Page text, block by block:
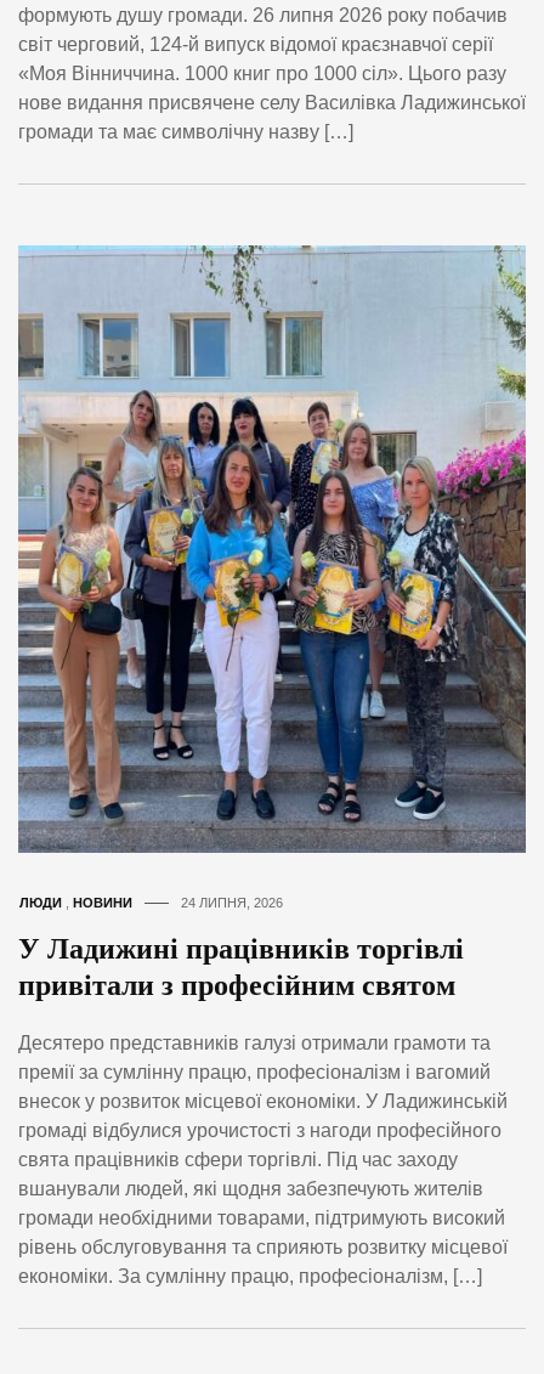
формують душу громади. 26 липня 2026 року побачив
світ черговий, 124-й випуск відомої краєзнавчої серії
«Моя Вінниччина. 1000 книг про 1000 сіл». Цього разу
нове видання присвячене селу Василівка Ладижинської
громади та має символічну назву […]
ЛЮДИ НОВИНИ 24 ЛИПНЯ, 2026
У Ладижині працівників торгівлі
привітали з професійним святом
Десятеро представників галузі отримали грамоти та
премії за сумлінну працю, професіоналізм і вагомий
внесок у розвиток місцевої економіки. У Ладижинській
громаді відбулися урочистості з нагоди професійного
свята працівників сфери торгівлі. Під час заходу
вшанували людей, які щодня забезпечують жителів
громади необхідними товарами, підтримують високий
рівень обслуговування та сприяють розвитку місцевої
економіки. За сумлінну працю, професіоналізм, […]